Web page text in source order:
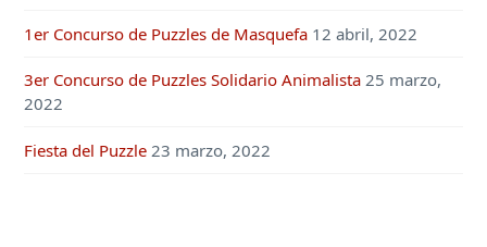
1er Concurso de Puzzles de Masquefa 12 abril, 2022
3er Concurso de Puzzles Solidario Animalista 25 marzo,
2022
Fiesta del Puzzle 23 marzo, 2022